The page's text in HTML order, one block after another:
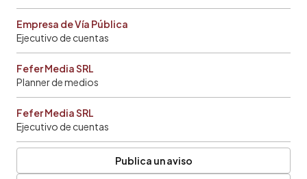
Empresa de Vía Pública
Ejecutivo de cuentas
Fefer Media SRL
Planner de medios
Fefer Media SRL
Ejecutivo de cuentas
Publica un aviso